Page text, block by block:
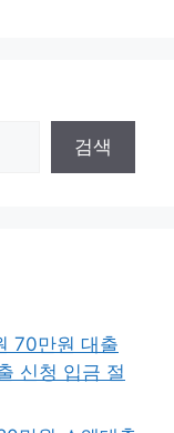
검색
70만원 대출
신청 입금 절